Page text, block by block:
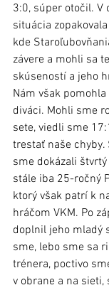
3:0, súper otočil. V
situácia
kde
závere a mohli sa
skúseností a jeho
Nám však
diváci. Mohli sme
sete, viedli sme
trestať naše chyby.
sme dokázali
stále iba 25-ročný
ktorý však patrí k
hráčom VKM. Po
doplnil jeho mladý
sme, lebo sme sa
trénera, poctivo
v obrane a na